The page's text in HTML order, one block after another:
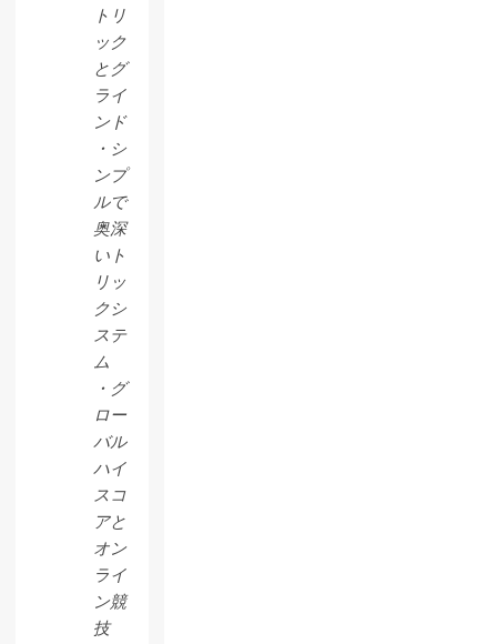
トリ
ック
とグ
ライ
ンド
・シ
ンプ
ルで
奥深
いト
リッ
クシ
ステ
ム
・グ
ロー
バル
ハイ
スコ
アと
オン
ライ
ン競
技